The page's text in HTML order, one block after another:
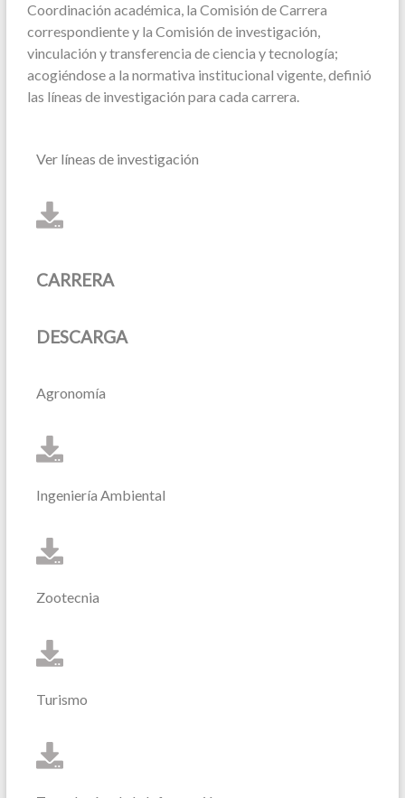
Coordinación académica, la Comisión de Carrera
correspondiente y la Comisión de investigación,
vinculación y transferencia de ciencia y tecnología;
acogiéndose a la normativa institucional vigente, definió
las líneas de investigación para cada carrera.
Ver líneas de investigación
CARRERA
DESCARGA
Agronomía
Ingeniería Ambiental
Zootecnia
Turismo